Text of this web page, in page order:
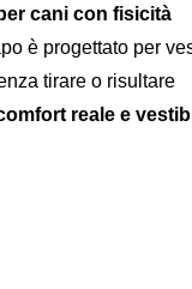
cani con fisicità
è progettato per
tirare o risultare
reale e